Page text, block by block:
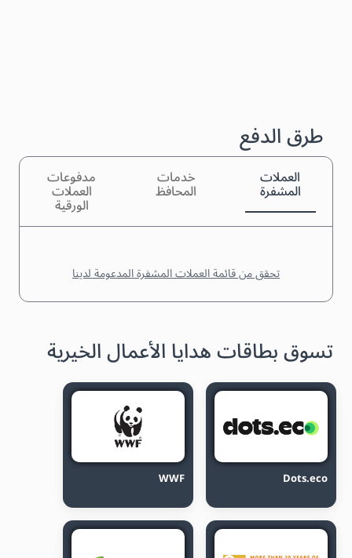
طرق الدفع
العملات
المشفرة
خدمات
المحافظ
مدفوعات
العملات
الورقية
تحقق من قائمة العملات المشفرة المدعومة لدينا
تسوق بطاقات هدايا الأعمال الخيرية
Dots.eco
WWF